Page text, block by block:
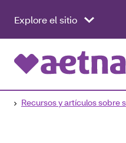
Explore el sitio
Recursos y artículos sobre